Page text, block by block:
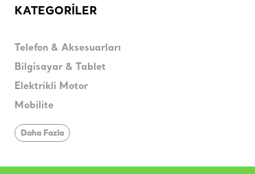
KATEGORİLER
Telefon & Aksesuarları
Bilgisayar & Tablet
Elektrikli Motor
Mobilite
Daha Fazla